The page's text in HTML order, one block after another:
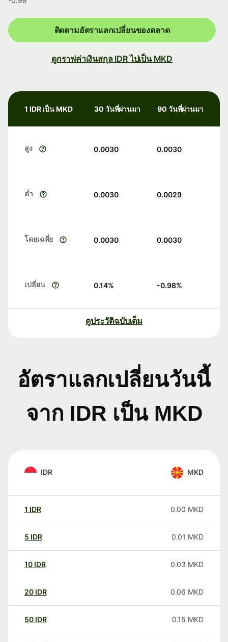
ติดตามอัตราแลกเปลี่ยนของตลาด
ดูกราฟค่าเงินสกุล IDR ไปเป็น MKD
1 IDR เป็น MKD 30 วันที่ผ่านมา 90 วันที่ผ่านมา
สูง 0.0030 0.0030
ต่ำ 0.0030 0.0029
โดยเฉลี่ย 0.0030 0.0030
เปลี่ยน 0.14% -0.98%
ดูประวัติฉบับเต็ม
อัตราแลกเปลี่ยนวันนี้
จาก IDR เป็น MKD
IDR MKD
1 IDR 0.00 MKD
5 IDR 0.01 MKD
10 IDR 0.03 MKD
20 IDR 0.06 MKD
50 IDR 0.15 MKD